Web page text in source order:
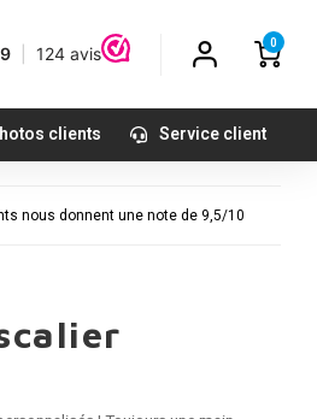
0
clients Service client
nous donnent une note de 9,5/10